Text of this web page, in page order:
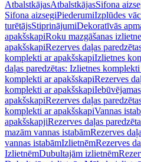
AtbalstkājasAtbalstkājasSifona
Sifona aizsegiPiederumiIzplūdes
turētājsStiprinājumiDekoratīvās
apakšskapiRoku mazgāšanas
apakšskapiRezerves daļas
komplekti ar apakšskapiIzlietnes
daļas paredzētas: Izlietnes
komplekti ar apakšskapiRezerves
komplekti ar apakšskapi
apakšskapiRezerves daļas
komplekti ar apakšskapiVannas
apakšskapjiRezerves daļas
mazām vannas istabāmRezerves
vannas istabāmIzlietnēmRezerves
IzlietnēmDubultajām izlietnēm